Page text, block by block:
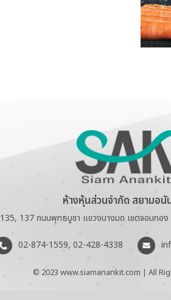
ห้างหุ้นส่วนจำกัด สยามอนั
135, 137 ถนนพุทธบูชา แขวงบางมด เขตจอมทอ
02-874-1559, 02-428-4338
© 2023 www.siamanankit.com | All